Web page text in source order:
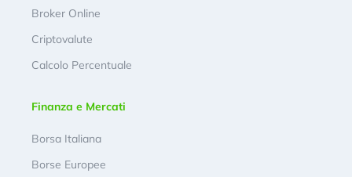
Broker Online
Criptovalute
Calcolo Percentuale
Finanza e Mercati
Borsa Italiana
Borse Europee